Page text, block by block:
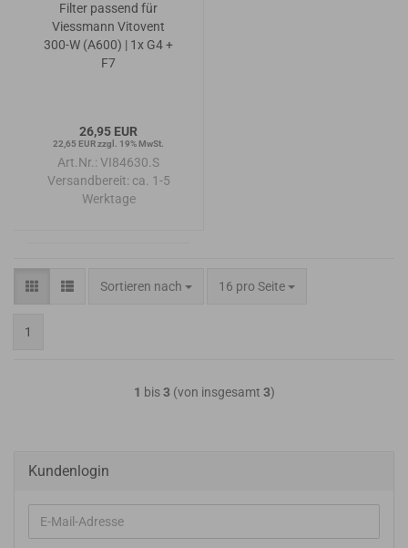
Filter passend für
Viessmann Vitovent
300-W (A600) | 1x G4 +
F7
26,95 EUR
22,65 EUR zzgl. 19% MwSt.
Art.Nr.: VI84630.S
Versandbereit: ca. 1-5
Werktage
Sortieren nach
Sortieren nach 16 pro Seite
pro Seite
1
1 bis3(von insgesamt 3)
Kundenlogin
E-
Mail-